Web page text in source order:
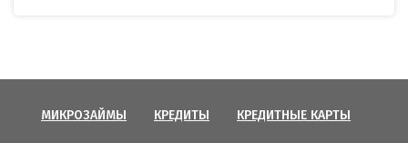
МИКРОЗАЙМЫ КРЕДИТЫ КРЕДИТНЫЕ КАРТЫ